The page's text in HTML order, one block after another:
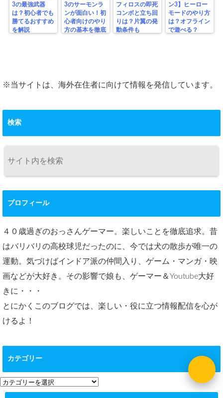
3の最強武器
は？初心者でも
勝てるおすすめ
を解説
3のサーモンラ
ンが面白い！初
心者向けのやり
方の基本を徹底
フィロスの即死
コンボと立ち回
りは？片翼の発
動条件も
ン3】ヒーロー
モードのやり方
は？オフライン
で遊べる？
※当サイトは、海外在住者に向けて情報を発信しています。
検索
プロフィール
４０歳過ぎのおっさんゲーマー。楽しいことを徹底追求。昔
はバリバリの高校球児だったのに、今では犬の散歩が唯一の
運動。気づけばインドア派の仲間入り、ゲーム・マンガ・映
画などが大好き。その影響で娘も、ゲーマー＆Youtube大好
きに・・・
とにかくこのブログでは、楽しい・役に立つ情報配信を心が
けるよ！
カテゴリー
カ
テ